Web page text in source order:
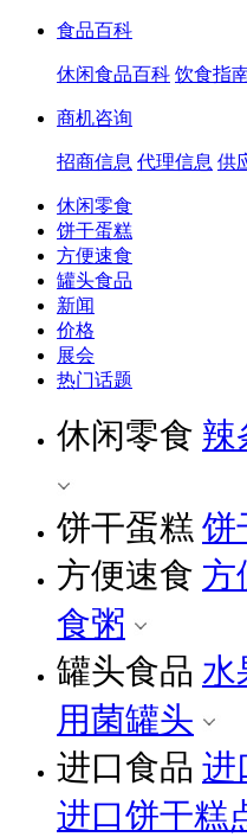
食品百科
休闲食品百科 饮食指
商机咨询
招商信息 代理信息 供
休闲零食
饼干蛋糕
方便速食
罐头食品
新闻
价格
展会
热门话题
休闲零食 辣
饼干蛋糕 饼
方便速食 方
食粥
罐头食品 水
用菌罐头
进口食品 进
进口饼干糕